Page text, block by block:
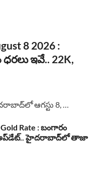
8 2026 :
ఇవే.. 22K,
ఆగస్టు 8, …
Rate : బంగారం
హైదరాబాద్‌లో తాజా